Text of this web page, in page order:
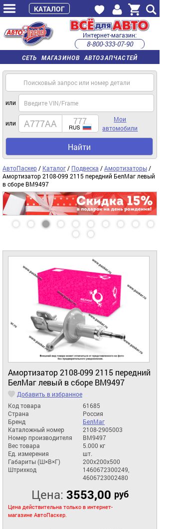
СЕТЬ МАГАЗИНОВ АВТОЗАПЧАСТЕЙ
Интернет-магазин:
8-800-333-07-90
часы работы с 9:00 до 22:00 (пн-пт)
или
или
Мои
автомобили
Найти
АвтоПаскер / Каталог / Подвеска /Амортизаторы /
Амортизатор 2108-099 2115 передний БелМаг левый
в сборе BM9497
Амортизатор 2108-099 2115 передний
БелМаг левый в сборе BM9497
Добавить в избранное
Код товара
61685
Страна
Россия
Бренд
БелМаг
Каталожный номер
2108-2905003
Номер производителя
BM9497
Вес товара
5.000 кг
Ед. измерения
шт.
Габариты (Ш×В×Г)
200x200x500
Штрихкод
1460672300249,
4606723002480
Цена: 3553,00 руб
Цена действительна только в интернет-
магазине АвтоПаскер.
КАТАЛОГ